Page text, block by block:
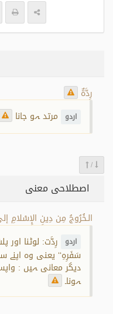
رِدَّةٌ
اردو مرتد ہو جانا
/
اصطلاحی معنی
الـخُرُوجُ مِن دِينِ الإِسْلامِ
اردو
رِدَّت: لوٹنا اور
سَفَرِهِ‘‘ یعنی وہ
دیگر معانی ہیں : واپس
ہونا۔